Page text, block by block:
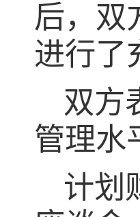
后，双
进行了
双方
管理水
计划